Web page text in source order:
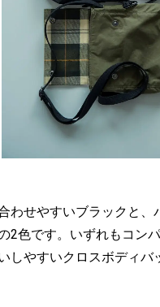
わせやすいブラックと、
2色です。いずれもコン
しやすいクロスボディバ